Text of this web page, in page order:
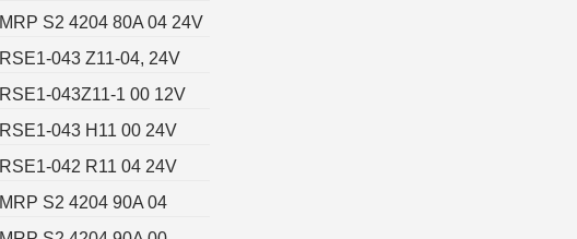
MRP S2 4204 80A 04 24V
RSE1-043 Z11-04, 24V
RSE1-043Z11-1 00 12V
RSE1-043 H11 00 24V
RSE1-042 R11 04 24V
MRP S2 4204 90A 04